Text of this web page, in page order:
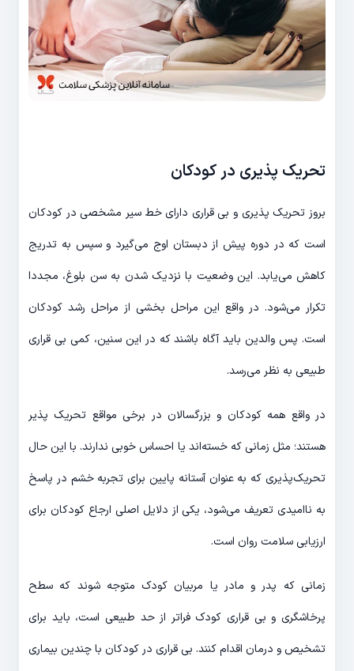
تحریک پذیری در کودکان
بروز تحریک پذیری و بی قراری دارای خط سیر مشخصی در کودکان
است که در دوره پیش از دبستان اوج می‌گیرد و سپس به تدریج
کاهش می‌یابد. این وضعیت با نزدیک شدن به سن بلوغ، مجددا
تکرار می‌شود. در واقع این مراحل بخشی از مراحل رشد کودکان
است. پس والدین باید آگاه باشند که در این سنین، کمی بی قراری
طبیعی به نظر می‌رسد.
در واقع همه کودکان و بزرگسالان در برخی مواقع تحریک پذیر
هستند؛ مثل زمانی که خسته‌اند یا احساس خوبی ندارند. با این حال
تحریک‌پذیری که به عنوان آستانه پایین برای تجربه خشم در پاسخ
به ناامیدی تعریف می‌شود، یکی از دلایل اصلی ارجاع کودکان برای
ارزیابی سلامت روان است.
زمانی که پدر و مادر یا مربیان کودک متوجه شوند که سطح
پرخاشگری و بی قراری کودک فراتر از حد طبیعی است، باید برای
تشخیص و درمان اقدام کنند. بی قراری در کودکان با چندین بیماری